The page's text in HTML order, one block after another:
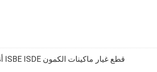
قطع غيار ماكينات الكمون ISBE ISDE أنبوب إمداد الوقود حاقن 4935982